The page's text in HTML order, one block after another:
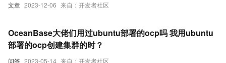
文章 2023-12-06 来自：开发者社区
问答 2023-05-14 来自：开发者社区
OceanBase大佬们用过ubuntu部署的ocp吗 我用ubuntu
部署的ocp创建集群的时？